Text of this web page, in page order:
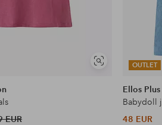
Soortgelijke
EUR
OUTLET
Ellos
Babydoll
48 EUR